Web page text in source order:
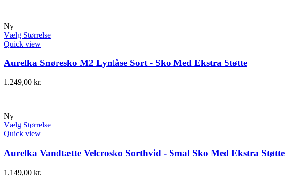
Ny
Vælg Størrelse
Quick view
Aurelka Snøresko M2 Lynlåse Sort - Sko Med Ekstra Støtte
1.249,00 kr.
Ny
Vælg Størrelse
Quick view
Aurelka Vandtætte Velcrosko Sorthvid - Smal Sko Med Ekstra Støtte
1.149,00 kr.